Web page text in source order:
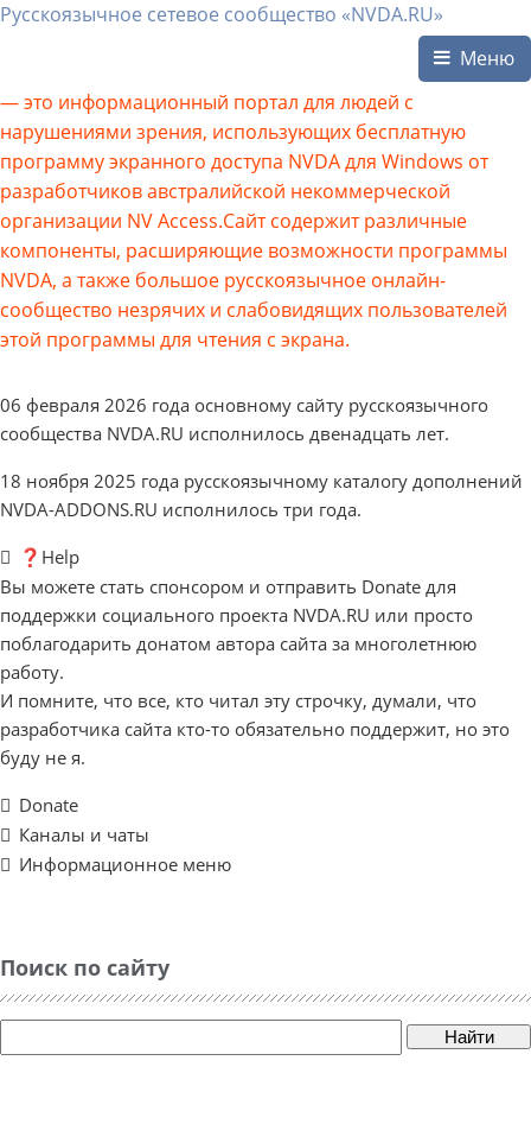
Русскоязычное сетевое сообщество «NVDA.RU»
Меню
— это информационный портал для людей с
нарушениями зрения, использующих бесплатную
программу экранного доступа NVDA для Windows от
разработчиков австралийской некоммерческой
организации NV Access.Сайт содержит различные
компоненты, расширяющие возможности программы
NVDA, а также большое русскоязычное онлайн-
сообщество незрячих и слабовидящих пользователей
этой программы для чтения с экрана.
06 февраля 2026 года основному сайту русскоязычного
сообщества NVDA.RU исполнилось двенадцать лет.
18 ноября 2025 года русскоязычному каталогу дополнений
NVDA-ADDONS.RU исполнилось три года.
❓Help
Вы можете стать спонсором и отправить Donate для
поддержки социального проекта NVDA.RU или просто
поблагодарить донатом автора сайта за многолетнюю
работу.
И помните, что все, кто читал эту строчку, думали, что
разработчика сайта кто-то обязательно поддержит, но это
буду не я.
Donate
Каналы и чаты
Информационное меню
Поиск по сайту
Найти